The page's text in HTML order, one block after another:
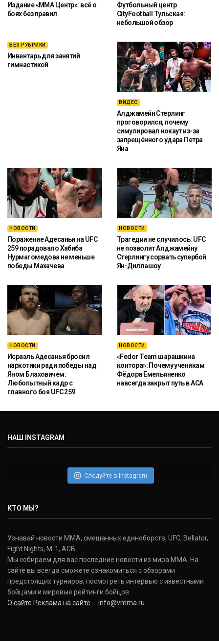
Издание «ММА Центр»: всё о
боях без правил
Футбольный центр
CityFootball Тульская:
небольшой обзор
БЕЗ РУБРИКИ
Инвентарь для занятий
гимнастикой
ВИДЕО
Алджамейн Стерлинг
проговорился, почему
симулировал нокаут из-за
запрещённого удара Петра
Яна
НОВОСТИ
Поражение Адесаньи на UFC
259 порадовало Хабиба
Нурмагомедова не меньше
победы Махачева
НОВОСТИ
Трагедии не случилось: UFC
не позволит Алджамейну
Стерлингу сорвать супербой
Ян-Диллашоу
НОВОСТИ
Исраэль Адесанья бросил
наркотики ради победы над
Яном Блаховичем:
Любопытный кадр с
главного боя UFC 259
НОВОСТИ
«Fedor Team шарашкина
контора»: Почему ученикам
Фёдора Емельяненко
навсегда закрыт путь в ACA
НАШ INSTAGRAM
Следуйте в Instagram
КТО МЫ?
Узнавай новости ММА, смешанных единоборств, UFC, Bellator,
Fight Nights, M-1, ACB.
Мы собираем для вас последние новости из мира ММА. На
сайте вы всегда сможете ознакомиться с обзорами
предстоящих турниров, посмотреть интервью с известными
бойцами и мировые рейтинги бойцов.
О сайте Реклама на сайте -- info@vmma.ru